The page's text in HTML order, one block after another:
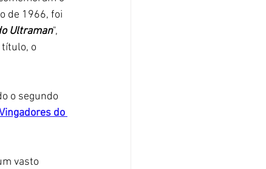
de 1966, foi
Ultraman",
o
o segundo
do
vasto